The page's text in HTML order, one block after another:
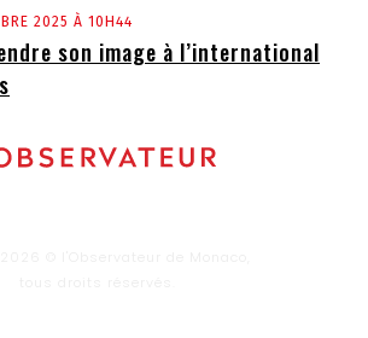
2025 À 10H44
son image à l’international